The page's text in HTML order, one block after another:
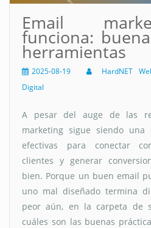
Email
funciona:
herramientas
2025-08-19 HardNET
Digital
A pesar del auge de las
marketing sigue siendo una
efectivas para conectar
clientes y generar
bien. Porque un buen email
uno mal diseñado termina
peor aún, en la carpeta de
cuáles son las buenas